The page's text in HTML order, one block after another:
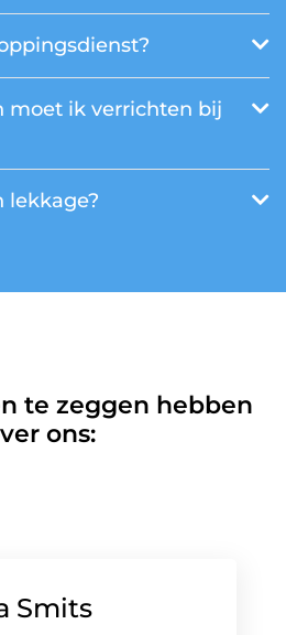
moet ik verrichten bij
lekkage?
te zeggen hebben
ons:
Smits